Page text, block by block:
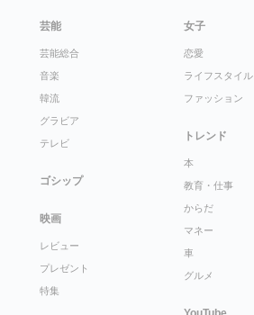
芸能
芸能総合
音楽
韓流
グラビア
テレビ
ゴシップ
映画
レビュー
プレゼント
特集
女子
恋愛
ライフスタイル
ファッション
トレンド
本
教育・仕事
からだ
マネー
車
グルメ